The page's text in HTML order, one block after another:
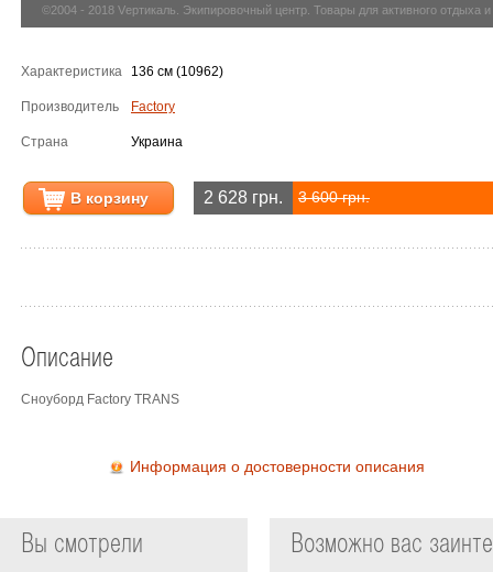
©2004 - 2018 Vертикаль. Экипировочный центр. Товары для активного отдыха
Характеристика 136 см (10962)
Производитель Factory
Страна Украина
В корзину 2 628 грн. 3 600 грн.
Описание
Сноуборд Factory TRANS
Информация о достоверности описания
Вы смотрели Возможно вас